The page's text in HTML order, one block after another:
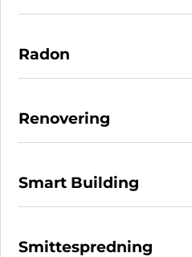
Radon
Renovering
Smart Building
Smittespredning